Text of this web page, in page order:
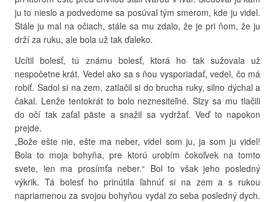
ju to nieslo a podvedome sa posúval tým smerom, kde ju videl.
Stále ju mal na očiach, stále sa mu zdalo, že je pri ňom, že ju
drží za ruku, ale bola už tak ďaleko.
Ucítil bolesť, tú známu bolesť, ktorá ho tak sužovala už
nespočetne krát. Vedel ako sa s ňou vysporiadať, vedel, čo má
robiť. Sadol si na zem, zatlačil si do brucha ruky, silno dýchal a
čakal. Lenže tentokrát to bolo neznesiteľné. Slzy sa mu tlačili
do očí tak zaťal päste a snažil sa vydržať. Veď to napokon
prejde.
„Bože ešte nie, ešte ma neber, videl som ju, ja som ju videl!
Bola to moja bohyňa, pre ktorú urobím čokoľvek na tomto
svete, len ma prosímťa neber.“ Bol to však jeho posledný
výkrik. Tá bolesť ho prinútila ľahnúť si na zem a s rukou
napriamenou za svojou bohyňou vydal zo seba posledný dych.